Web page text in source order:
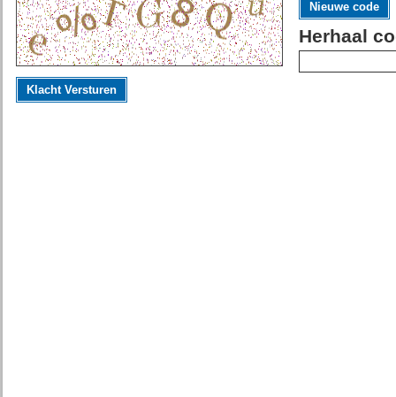
Nieuwe code
Herhaal
Klacht Versturen